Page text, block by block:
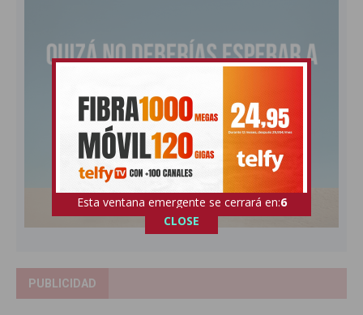
PUBLICIDAD
Esta ventana emergente se cerrará en:5
CLOSE